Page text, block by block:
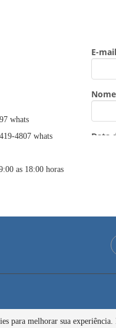
whats
4807 whats
as 18:00 horas
para melhorar sua experiência.